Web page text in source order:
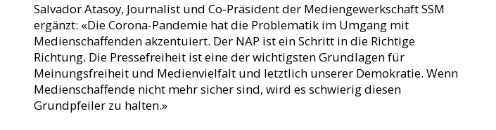
Salvador Atasoy, Journalist und Co-Präsident der Mediengewerkschaft SSM
ergänzt: «Die Corona-Pandemie hat die Problematik im Umgang mit
Medienschaffenden akzentuiert. Der NAP ist ein Schritt in die Richtige
Richtung. Die Pressefreiheit ist eine der wichtigsten Grundlagen für
Meinungsfreiheit und Medienvielfalt und letztlich unserer Demokratie. Wenn
Medienschaffende nicht mehr sicher sind, wird es schwierig diesen
Grundpfeiler zu halten.»